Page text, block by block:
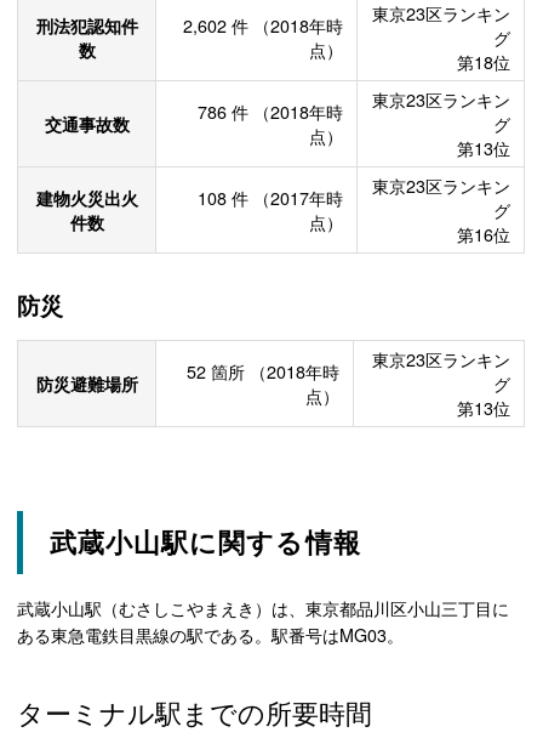
刑法犯認知件
数
2,602 件
（2018年時
点）
東京23区ランキン
グ
第18位
交通事故数 786 件
（2018年時
点）
東京23区ランキン
グ
第13位
建物火災出火
件数
108 件
（2017年時
点）
東京23区ランキン
グ
第16位
防災
防災避難場所 52 箇所
（2018年時
点）
東京23区ランキン
グ
第13位
武蔵小山駅に関する情報
武蔵小山駅（むさしこやまえき）は、東京都品川区小山三丁目に
ある東急電鉄目黒線の駅である。駅番号はMG03。
ターミナル駅までの所要時間